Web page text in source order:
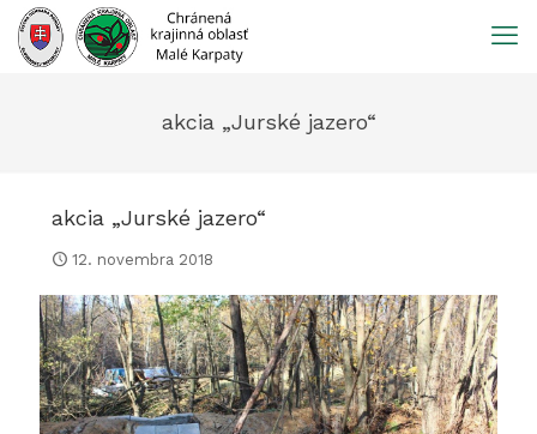
Prejsť
obsah
akcia „Jurské jazero“
akcia „Jurské jazero“
12. novembra 2018